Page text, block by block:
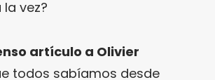
la vez?
artículo a Olivier
todos sabíamos desde